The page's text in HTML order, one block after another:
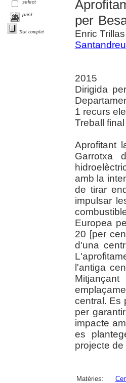
select
print
Text complet
per
Enric
2015
Dirigida
1 recurs
Treball
Aprofitant
Garrotxa
amb la
de tirar
impulsar
Europea
20 [per
d'una
l'antiga
central. Es
per
impacte
es
projecte
Matèries: